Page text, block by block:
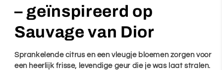
fenêtre
modale
– geïnspireerd op
Sauvage van Dior
Sprankelende citrus en een vleugje bloemen zorgen voor
een heerlijk frisse, levendige geur die je was laat stralen.